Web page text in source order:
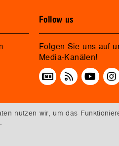
Follow us
Folgen Sie uns auf
Media-Kanälen!
nutzen wir, um das
.